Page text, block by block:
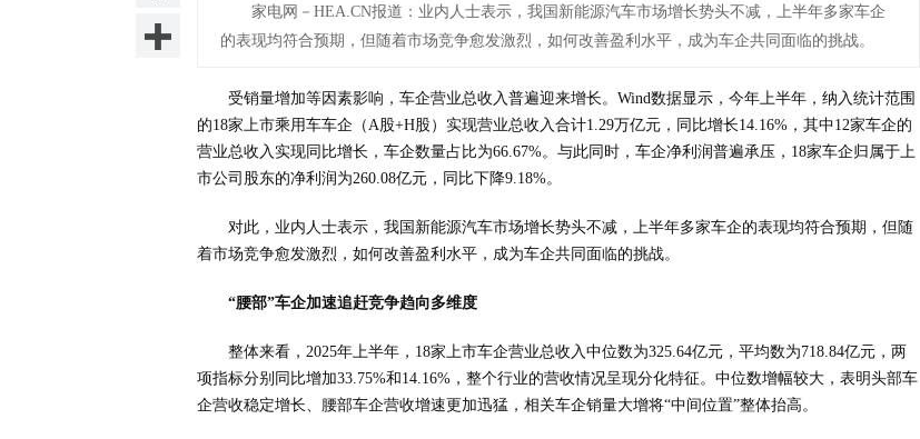
家电网－HEA.CN报道： 业内人士表示，我国新能源汽车市场增长势头不减，上半年多家车企
的表现均符合预期，但随着市场竞争愈发激烈，如何改善盈利水平，成为车企共同面临的挑战。
受销量增加等因素影响，车企营业总收入普遍迎来增长。Wind数据显示，今年上半年，纳入统计范围
的18家上市乘用车车企（A股+H股）实现营业总收入合计1.29万亿元，同比增长14.16%，其中12家车企的
营业总收入实现同比增长，车企数量占比为66.67%。与此同时，车企净利润普遍承压，18家车企归属于上
市公司股东的净利润为260.08亿元，同比下降9.18%。
对此，业内人士表示，我国新能源汽车市场增长势头不减，上半年多家车企的表现均符合预期，但随
着市场竞争愈发激烈，如何改善盈利水平，成为车企共同面临的挑战。
“腰部”车企加速追赶竞争趋向多维度
整体来看，2025年上半年，18家上市车企营业总收入中位数为325.64亿元，平均数为718.84亿元，两
项指标分别同比增加33.75%和14.16%，整个行业的营收情况呈现分化特征。中位数增幅较大，表明头部车
企营收稳定增长、腰部车企营收增速更加迅猛，相关车企销量大增将“中间位置”整体抬高。